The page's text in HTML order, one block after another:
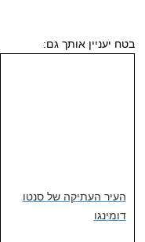
בטח יעניין אותך גם:
העיר העתיקה של סנטו
דומינגו